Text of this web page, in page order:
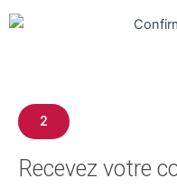
2
Recevez votre